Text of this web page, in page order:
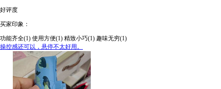
好评度
买家印象：
功能齐全(1) 使用方便(1) 精致小巧(1) 趣味无穷(1)
操控感还可以，悬停不太好用。